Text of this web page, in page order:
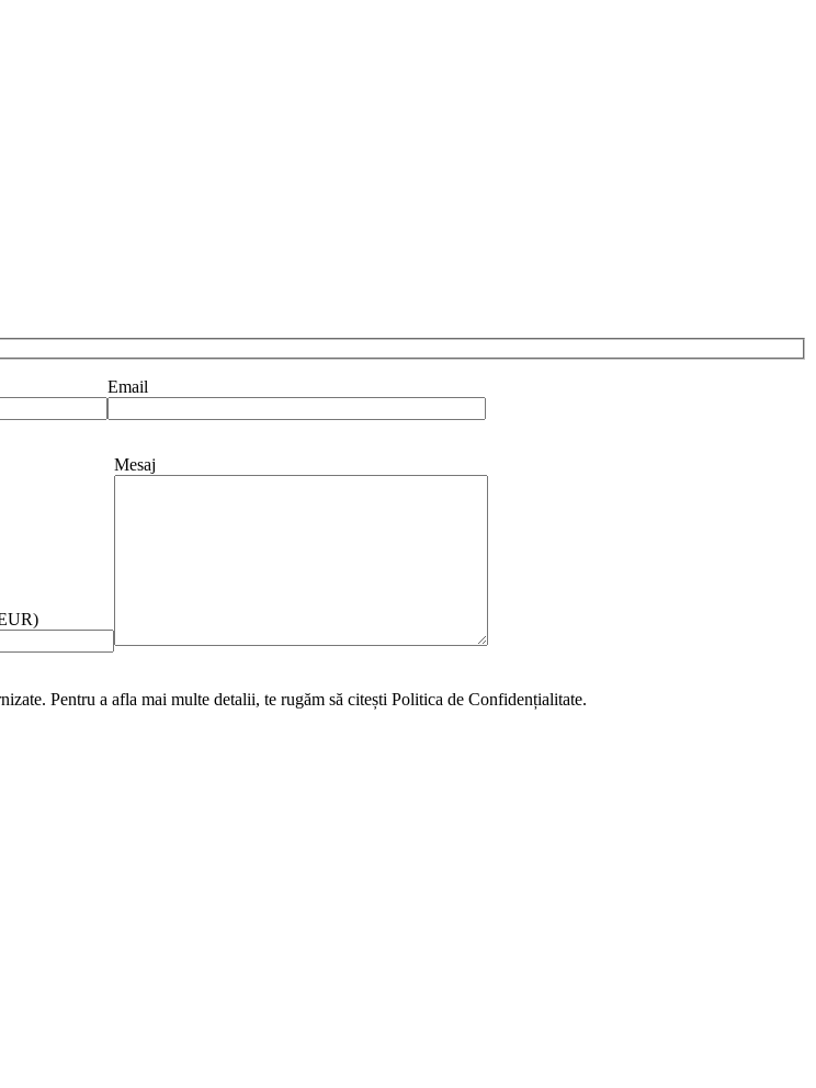
Email
Mesaj
Pentru a afla mai multe detalii, te rugăm să citești Politica de Confidențialitate.